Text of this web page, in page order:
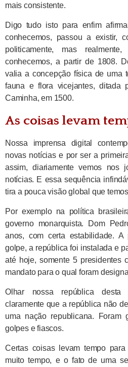
mais consistente.
Digo tudo isto para enfim
conhecemos, passou a existir,
politicamente, mas
conhecemos, a partir de 1808.
valia a concepção física de uma
fauna e flora vicejantes, ditada
Caminha, em 1500.
As coisas levam
Nossa imprensa digital
novas notícias e por ser a
assim, diariamente vemos nos
notícias. E essa sequência
tira a pouca visão global que
Por exemplo na política
governo monarquista. Dom
anos, com certa estabilidade.
golpe, a república foi instalada e
até hoje, somente 5 presidentes
mandato para o qual foram
Olhar nossa república desta
claramente que a república não
uma nação republicana. Foram
golpes e fiascos.
Certas coisas levam tempo
muito tempo, e o fato de uma